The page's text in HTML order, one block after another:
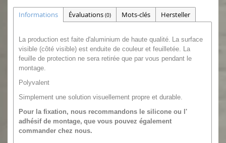
Informations Évaluations (0) Mots-clés Hersteller
La production est faite d'aluminium de haute qualité.
La surface
visible (côté visible) est enduite de couleur et feuilletée. La
feuille de protection ne sera retirée que par vous pendant le
montage.
Polyvalent
Simplement une solution visuellement propre et durable.
Pour la fixation, nous recommandons le silicone ou l'
adhésif de montage, que vous pouvez également
commander chez nous.